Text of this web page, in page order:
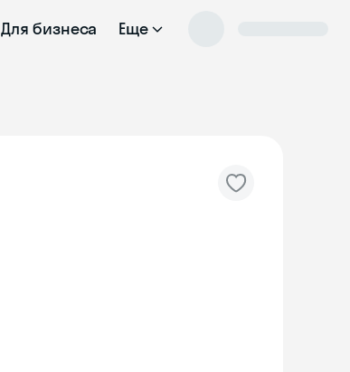
Для бизнеса Еще